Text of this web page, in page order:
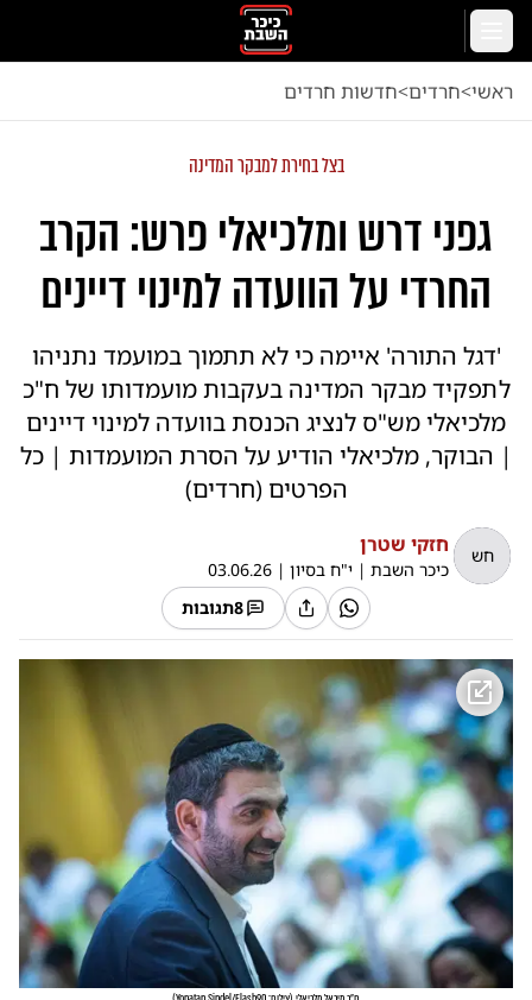
דלג לתוכן הראשי
ראשי<חרדים<חדשות חרדים
בצל בחירת למבקר המדינה
גפני דרש ומלכיאלי פרש: הקרב
החרדי על הוועדה למינוי דיינים
'דגל התורה' איימה כי לא תתמוך במועמד נתניהו
לתפקיד מבקר המדינה בעקבות מועמדותו של ח"כ
מלכיאלי מש"ס לנציג הכנסת בוועדה למינוי דיינים
| הבוקר, מלכיאלי הודיע על הסרת המועמדות | כל
הפרטים (חרדים)
חש חזקי שטרן
כיכר השבת | י"ח בסיון |
03.06.26
8תגובות